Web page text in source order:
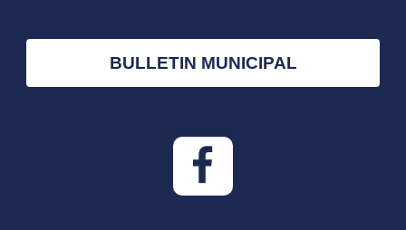
BULLETIN MUNICIPAL